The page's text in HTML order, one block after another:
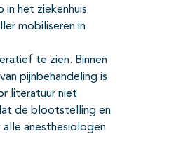
het ziekenhuis
mobiliseren in
te zien. Binnen
pijnbehandeling is
literatuur niet
de blootstelling en
anesthesiologen